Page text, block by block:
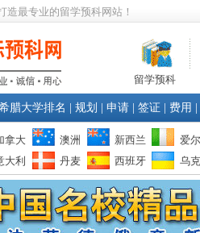
造最专业的留学预科网站！
留学预科
腊大学排名 规划 申请 签证 费用
拿大 澳洲 新西兰
爱
大利 丹麦 西班牙 乌